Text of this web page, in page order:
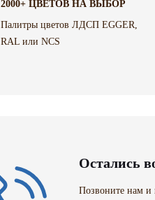
2000+ ЦВЕТОВ НА ВЫБОР
Палитры цветов ЛДСП EGGER,
RAL или NCS
Остались
Позвоните нам и